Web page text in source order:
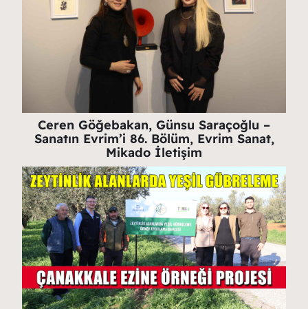
Ceren Göğebakan, Günsu Saraçoğlu –
Sanatın Evrim’i 86. Bölüm, Evrim Sanat,
Mikado İletişim